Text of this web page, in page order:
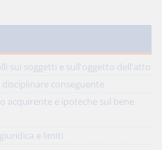
sui soggetti e sull'oggetto dell'atto
conseguente
acquirente e ipoteche sul bene
e limiti